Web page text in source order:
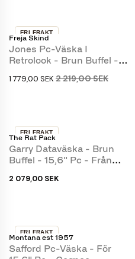
Freja Skind
Jones Pc-Väska I
Retrolook - Brun Buffel -
1 779,00 SEK 2 219,00 SEK
FRI FRAKT
The Rat Pack
Garry Dataväska - Brun
Buffel - 15,6" Pc - Från
2 079,00 SEK
SLUT I LAGER
FRI FRAKT
Montana est 1957
Safford Pc-Väska - För
FRI FRAKT